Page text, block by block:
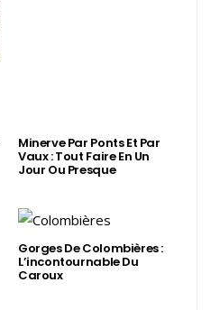
Minerve Par Ponts Et Par
Vaux : Tout Faire En Un
Jour Ou Presque
Gorges De Colombières :
L’incontournable Du
Caroux